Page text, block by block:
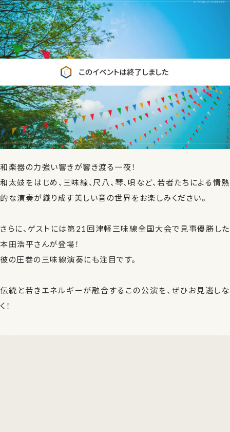
和楽器の力強い響きが響き渡る一夜！
和太鼓をはじめ、三味線、尺八、琴、唄など、若者たちによる情熱
的な演奏が織り成す美しい音の世界をお楽しみください。
さらに、ゲストには第21回津軽三味線全国大会で見事優勝した
本田浩平さんが登場！
彼の圧巻の三味線演奏にも注目です。
伝統と若きエネルギーが融合するこの公演を、ぜひお見逃しな
く！